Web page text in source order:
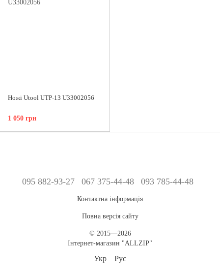
Ножі Utool UTP-13 U33002056
1 050 грн
095 882-93-27 067 375-44-48 093 785-44-48
Контактна інформація
Повна версія сайту
© 2015—2026
Інтернет-магазин "ALLZIP"
Укр Рус